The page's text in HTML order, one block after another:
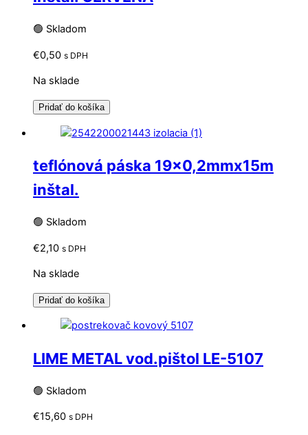
🟢 Skladom
€0,50 s DPH
Na sklade
Pridať do košíka
teflónová páska 19×0,2mmx15m
inštal.
🟢 Skladom
€2,10 s DPH
Na sklade
Pridať do košíka
LIME METAL vod.pištol LE-5107
🟢 Skladom
€15,60 s DPH